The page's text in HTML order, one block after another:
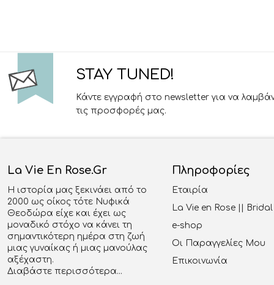
STAY TUNED!
Κάντε εγγραφή στο newsletter για να
τις προσφορές μας.
La Vie En Rose.gr
Η ιστορία μας ξεκινάει από το
2000 ως οίκος τότε Νυφικά
Θεοδώρα είχε και έχει ως
μοναδικό στόχο να κάνει τη
σημαντικότερη ημέρα στη ζωή
μιας γυναίκας ή μιας μανούλας
αξέχαστη.
Διαβάστε περισσότερα...
Πληροφορίες
Εταιρία
La Vie en Rose ||
e-shop
Οι Παραγγελίες Μου
Επικοινωνία